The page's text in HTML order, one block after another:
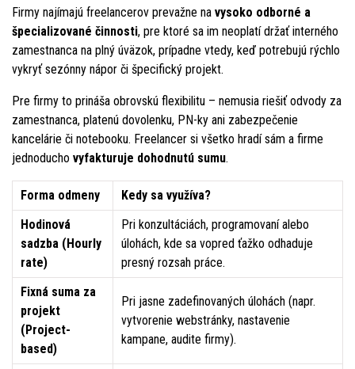
Firmy najímajú freelancerov prevažne na vysoko odborné a
špecializované činnosti, pre ktoré sa im neoplatí držať interného
zamestnanca na plný úväzok, prípadne vtedy, keď potrebujú rýchlo
vykryť sezónny nápor či špecifický projekt.
Pre firmy to prináša obrovskú flexibilitu – nemusia riešiť odvody za
zamestnanca, platenú dovolenku, PN-ky ani zabezpečenie
kancelárie či notebooku. Freelancer si všetko hradí sám a firme
jednoducho vyfakturuje dohodnutú sumu.
Forma odmeny
Kedy sa využíva?
Hodinová
sadzba (Hourly
rate)
Pri konzultáciách, programovaní alebo
úlohách, kde sa vopred ťažko odhaduje
presný rozsah práce.
Fixná suma za
projekt
(Project-
based)
Pri jasne zadefinovaných úlohách (napr.
vytvorenie webstránky, nastavenie
kampane, audite firmy).